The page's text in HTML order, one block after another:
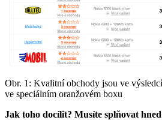
Obr. 1: Kvalitní obchody jsou ve
ve speciálním oranžovém boxu
Jak toho docílit? Musíte splňovat